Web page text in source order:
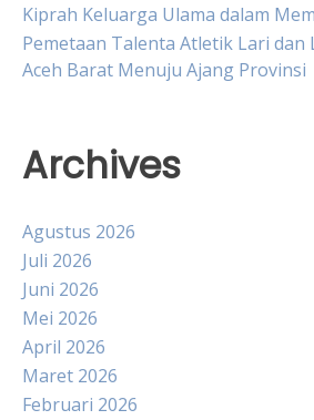
Kiprah Keluarga Ulama dalam
Pemetaan Talenta Atletik Lari dan
Aceh Barat Menuju Ajang Provinsi
Archives
Agustus 2026
Juli 2026
Juni 2026
Mei 2026
April 2026
Maret 2026
Februari 2026